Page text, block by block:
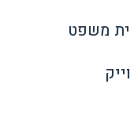
משפט